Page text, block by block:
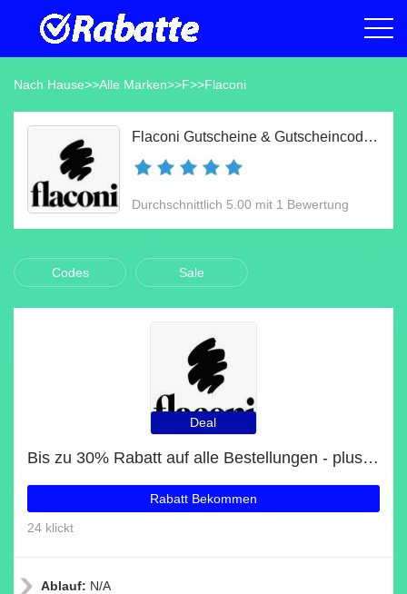
Nach Hause>>Alle Marken>>F>>Flaconi
Flaconi Gutscheine & Gutscheincodes Aug 2026
Durchschnittlich 5.00 mit 1 Bewertung
Codes Sale
Deal
Bis zu 30% Rabatt auf alle Bestellungen - plus Clinique mit 15% Rabatt
Rabatt Bekommen
24 klickt
Ablauf: N/A